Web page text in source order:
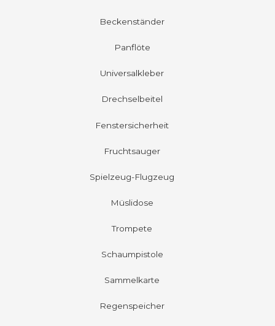
Beckenständer
Panflöte
Universalkleber
Drechselbeitel
Fenstersicherheit
Fruchtsauger
Spielzeug-Flugzeug
Müslidose
Trompete
Schaumpistole
Sammelkarte
Regenspeicher